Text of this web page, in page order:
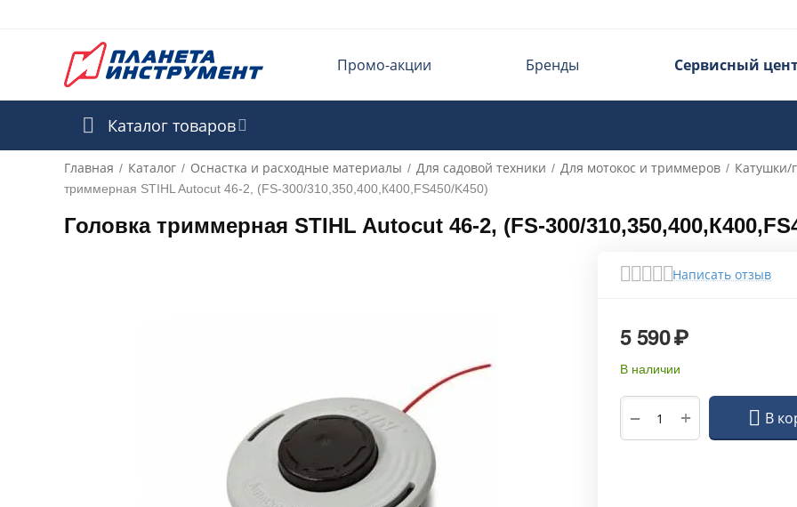
Промо-акции Бренды Сервисный
Каталог товаров
Главная / Каталог / Оснастка и расходные материалы / Для садовой техники / Для мотокос и триммеров / Катушки/
триммерная STIHL Autocut 46-2, (FS-300/310,350,400,К400,FS450/K450)
Головка триммерная STIHL Autocut 46-2, (FS-300/
Написать отзыв
5 590₽
В наличии
+
− В